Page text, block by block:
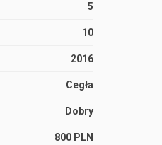
5
10
2016
Cegła
Dobry
800 PLN